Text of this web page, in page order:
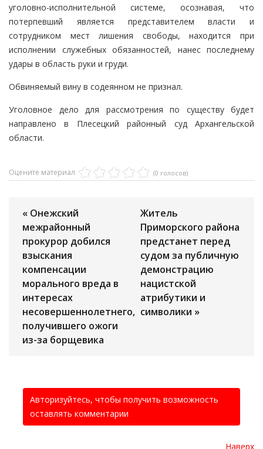
уголовно-исполнительной системе, осознавая, что
потерпевший является представителем власти и
сотрудником мест лишения свободы, находится при
исполнении служебных обязанностей, нанес последнему
удары в область руки и груди.
Обвиняемый вину в содеянном не признал.
Уголовное дело для рассмотрения по существу будет
направлено в Плесецкий районный суд Архангельской
области.
Оцените материал (0 голосов)
« Онежский
межрайонный
прокурор добился
взыскания
компенсации
морального вреда в
интересах
несовершеннолетнего,
получившего ожоги
из-за борщевика
Житель
Приморского района
предстанет перед
судом за публичную
демонстрацию
нацистской
атрибутики и
символики »
Авторизуйтесь, чтобы получить возможность
оставлять комментарии
Наверх